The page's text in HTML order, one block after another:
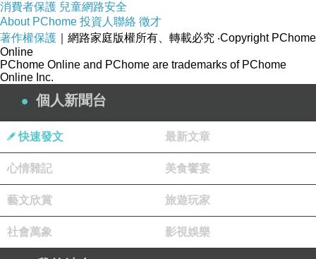
天會到來，那一刻，任憑我們捶胸頓足，撕心裂
肺的嚎啕大哭，兩淚縱橫，再也挽不回這一份逝
去的情感，是人生中最是無奈的離別。所以，及
時行樂，珍惜擁有的這一刻，便是人生重要的課
題，因為人生無常，誰也無法知道這樣錐心之痛
「多情卻似總無情，惟覺樽前笑不成。」人
何嘗不是件好事？如果彼此都有情緣，後會有
期，「離別是再見的開始」，一條思念的線將彼
消費者保護 兒童網路安全
About PChome 投資人聯絡 徵才
著作權保護 ｜網路家庭版權所有、轉載必究 ‧Copyright PChome
Online
PChome Online and PChome are trademarks of PChome
Online Inc.
個人新聞台
快速發文 最新文章
心情雜記 美食饗宴
藝文欣賞 旅遊玩家
社會萬象 影視娛樂